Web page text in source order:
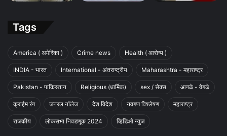
Tags
America ( अमेरिका ) Crime news Health ( आरोग्य )
INDIA - भारत International - अंतराष्ट्रीय Maharashtra - महाराष्ट्र
Pakistan - पाकिस्तान Religious (धार्मिक) sex / सेक्स आगळे - वेगळे
क्राईम रंग जनरल नॉलेज देश विदेश नवगण विश्लेषण महाराष्ट्र
राजकीय लोकसभा निवडणूक 2024 व्हिडिओ न्युज